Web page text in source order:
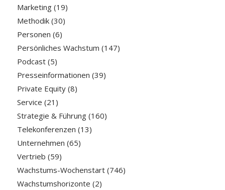
Marketing(19)
Methodik(30)
Personen (6)
Persönliches Wachstum (147)
Podcast(5)
Presseinformationen (39)
Private Equity(8)
Service (21)
Strategie & Führung(160)
Telekonferenzen (13)
Unternehmen (65)
Vertrieb (59)
Wachstums-Wochenstart(746)
Wachstumshorizonte (2)